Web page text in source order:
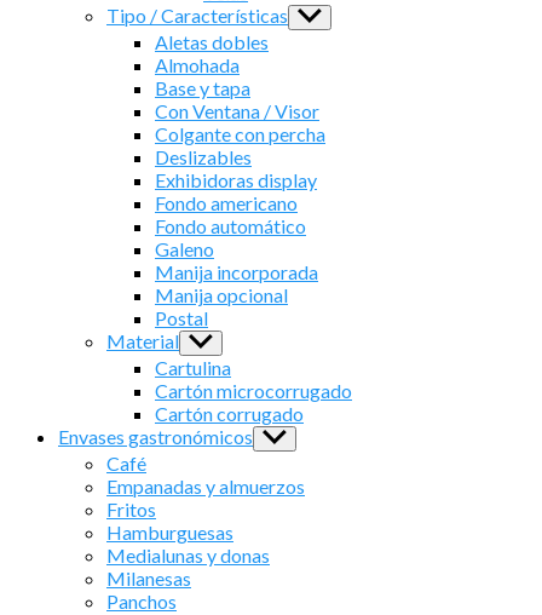
Tipo / Características Show
sub
Aletas dobles
Almohada
Base y tapa
Con Ventana / Visor
Colgante con percha
Deslizables
Exhibidoras display
Fondo americano
Fondo automático
Galeno
Manija incorporada
Manija opcional
Postal
Material Show
sub
menu
Cartulina
Cartón microcorrugado
Cartón corrugado
Envases gastronómicos Show
sub
Café
Empanadas y almuerzos
Fritos
Hamburguesas
Medialunas y donas
Milanesas
Panchos